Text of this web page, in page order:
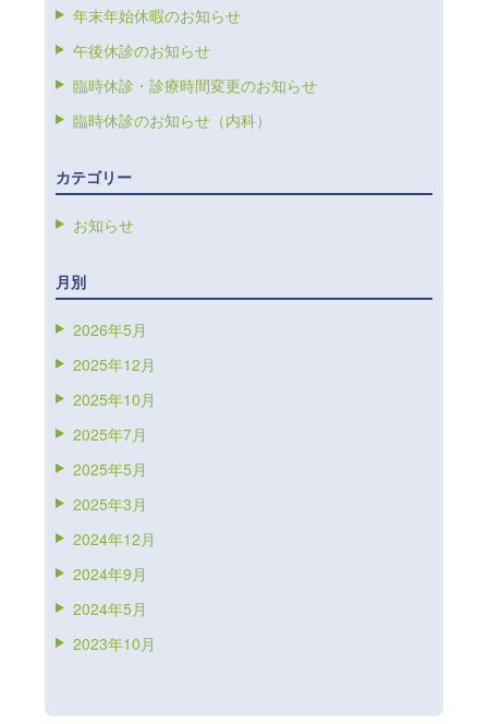
年末年始休暇のお知らせ
午後休診のお知らせ
臨時休診・診療時間変更のお知らせ
臨時休診のお知らせ（内科）
カテゴリー
お知らせ
月別
2026年5月
2025年12月
2025年10月
2025年7月
2025年5月
2025年3月
2024年12月
2024年9月
2024年5月
2023年10月